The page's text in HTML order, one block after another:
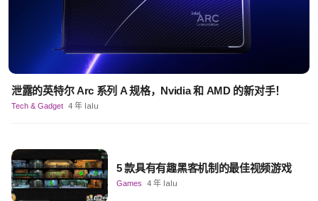
泄露的英特尔 Arc 系列 A 规格，Nvidia 和 AMD 的新对手！
Tech & Gadget 4 年 lalu
5 款具有有趣黑客机制的最佳视频游戏
Games 4 年 lalu